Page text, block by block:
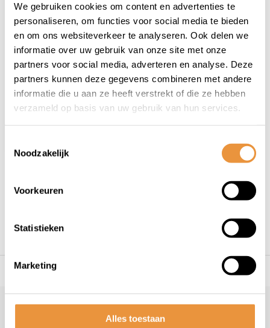
We gebruiken cookies om content en advertenties te
personaliseren, om functies voor social media te bieden
en om ons websiteverkeer te analyseren. Ook delen we
informatie over uw gebruik van onze site met onze
partners voor social media, adverteren en analyse. Deze
partners kunnen deze gegevens combineren met andere
informatie die u aan ze heeft verstrekt of die ze hebben
verzameld op basis van uw gebruik van hun services.
Noodzakelijk
Voorkeuren
Statistieken
Marketing
Alles toestaan
(0)
Buitenband
Deestone D802
Niet op voorraad
19,95
voor uw tweewieler Niet goed = geld